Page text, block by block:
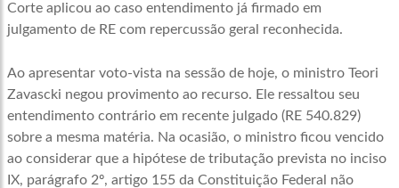
Corte aplicou ao caso entendimento já firmado em
julgamento de RE com repercussão geral reconhecida.
Ao apresentar voto-vista na sessão de hoje, o ministro Teori
Zavascki negou provimento ao recurso. Ele ressaltou seu
entendimento contrário em recente julgado (RE 540.829)
sobre a mesma matéria. Na ocasião, o ministro ficou vencido
ao considerar que a hipótese de tributação prevista no inciso
IX, parágrafo 2º, artigo 155 da Constituição Federal não